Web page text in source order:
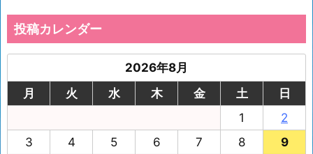
投稿カレンダー
2026年8月
月
火 水 木 金 土
日
1
2
3
4 5 6 7 8
9